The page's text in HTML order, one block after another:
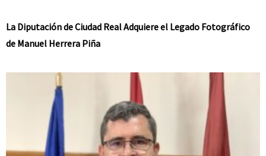
La Diputación de Ciudad Real Adquiere el Legado Fotográfico
de Manuel Herrera Piña